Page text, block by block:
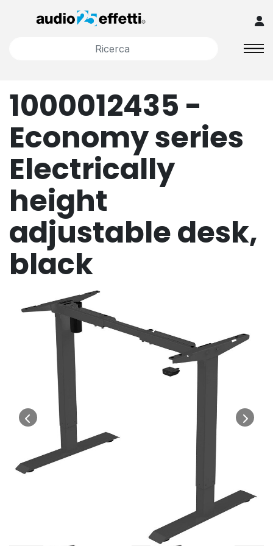
1000012435 -
Economy series
Electrically
height
adjustable desk,
black